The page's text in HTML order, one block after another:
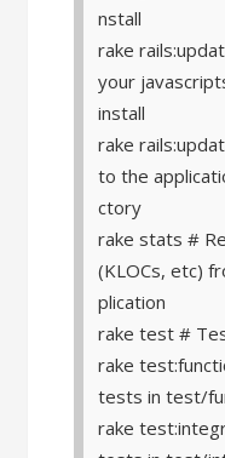
nstall
rake
your
install
rake
to the
ctory
rake stats #
(KLOCs, etc)
plication
rake test #
rake
tests in test/
rake